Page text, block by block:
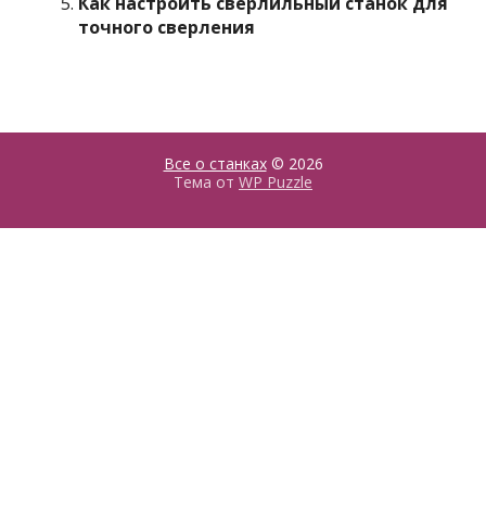
точного сверления
Все о станках© 2026
Тема от WP Puzzle